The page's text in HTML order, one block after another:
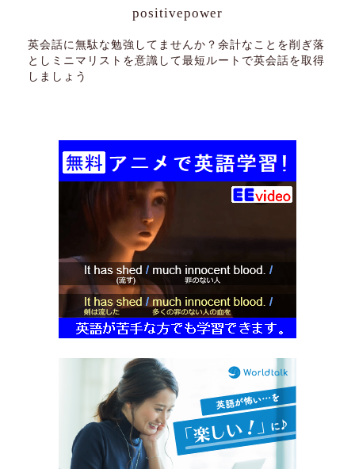
positivepower
英会話に無駄な勉強してませんか？余計なことを削ぎ落
としミニマリストを意識して最短ルートで英会話を取得
しましょう